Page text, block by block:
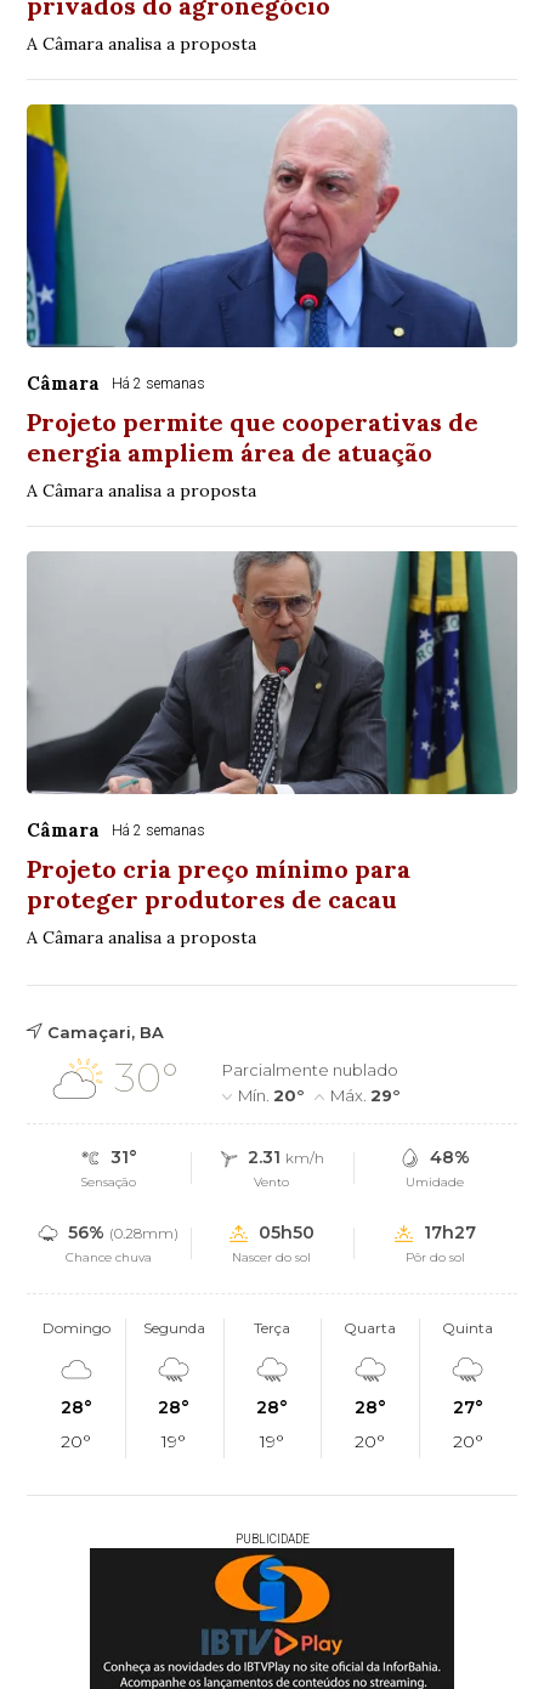
A Câmara analisa a proposta
Câmara Há 2 semanas
Projeto permite que cooperativas de
energia ampliem área de atuação
A Câmara analisa a proposta
Câmara Há 2 semanas
Projeto cria preço mínimo para
proteger produtores de cacau
A Câmara analisa a proposta
Camaçari, BA
30°
Parcialmente nublado
Mín.20° Máx.29°
31°
Sensação
2.31 km/h
Vento
48%
Umidade
56% (0.28mm)
Chance chuva
05h50
Nascer do sol
17h27
Pôr do sol
Domingo
28°
20°
Segunda
28°
19°
Terça
28°
19°
Quarta
28°
20°
Quinta
27°
20°
PUBLICIDADE